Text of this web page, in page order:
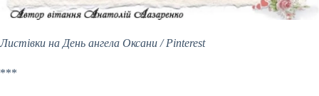
Листівки на День ангела Оксани / Pinterest
***